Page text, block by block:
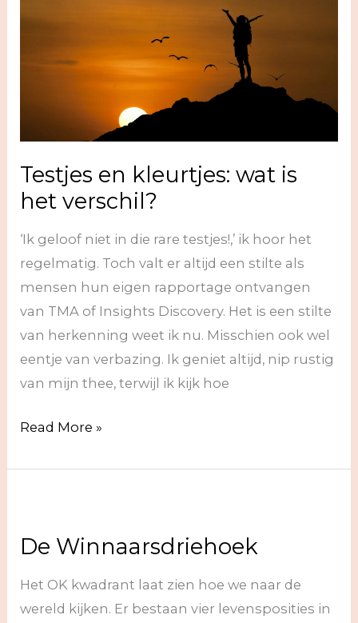
Testjes en kleurtjes: wat is
het verschil?
‘Ik geloof niet in die rare testjes!,’ ik hoor het
regelmatig. Toch valt er altijd een stilte als
mensen hun eigen rapportage ontvangen
van TMA of Insights Discovery. Het is een stilte
van herkenning weet ik nu. Misschien ook wel
eentje van verbazing. Ik geniet altijd, nip rustig
van mijn thee, terwijl ik kijk hoe
Testjes
kleurtjes:
het
Read More »
De Winnaarsdriehoek
Het OK kwadrant laat zien hoe we naar de
wereld kijken. Er bestaan vier levensposities in